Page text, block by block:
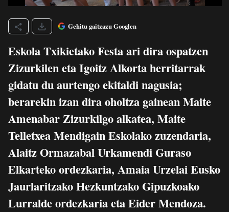
Gehitu gaitzazu Googlen
Eskola Txikietako Festa ari dira ospatzen
Zizurkilen eta Igoitz Alkorta herritarrak
gidatu du aurtengo ekitaldi nagusia;
berarekin izan dira oholtza gainean Maite
Amenabar Zizurkilgo alkatea, Maite
Telletxea Mendigain Eskolako zuzendaria,
Alaitz Ormazabal Urkamendi Guraso
Elkarteko ordezkaria, Amaia Urzelai Eusko
Jaurlaritzako Hezkuntzako Gipuzkoako
Lurralde ordezkaria eta Eider Mendoza.